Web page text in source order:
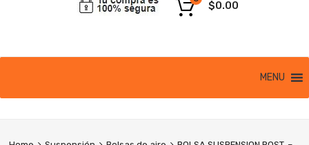
$0.00
MENU